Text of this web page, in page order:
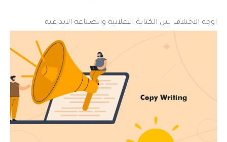
اوجه الاختلاف بين الكتابة الاعلانية والصناعة الابداعية